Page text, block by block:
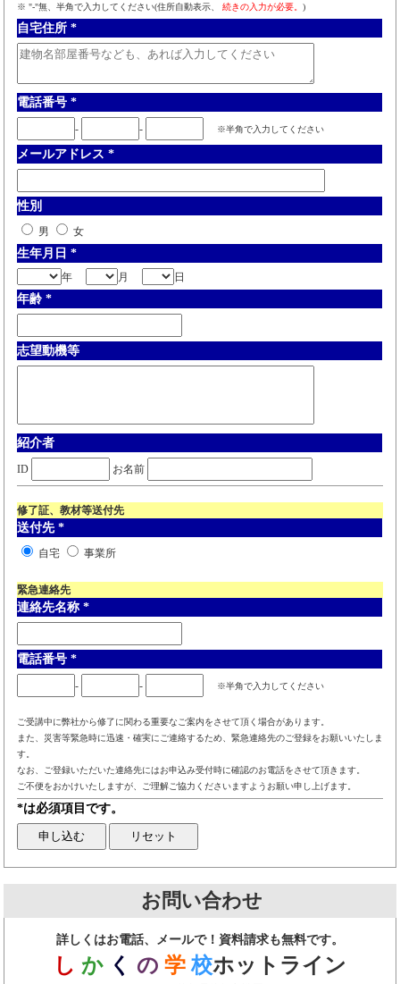
※ "-"無、半角で入力してください(住所自動表示、 続きの入力が必要。 )
自宅住所 *
電話番号 *
- - ※半角で入力してください
メールアドレス *
性別
男 女
生年月日 *
年 月 日
年齢 *
志望動機等
紹介者
ID お名前
修了証、教材等送付先
送付先 *
自宅 事業所
緊急連絡先
連絡先名称 *
電話番号 *
- - ※半角で入力してください
ご受講中に弊社から修了に関わる重要なご案内をさせて頂く場合があります。
また、災害等緊急時に迅速・確実にご連絡するため、緊急連絡先のご登録をお願いいたしま
す。
なお、ご登録いただいた連絡先にはお申込み受付時に確認のお電話をさせて頂きます。
ご不便をおかけいたしますが、ご理解ご協力くださいますようお願い申し上げます。
*は必須項目です。
お問い合わせ
詳しくはお電話、メールで！資料請求も無料です。
し か く の 学 校ホットライン